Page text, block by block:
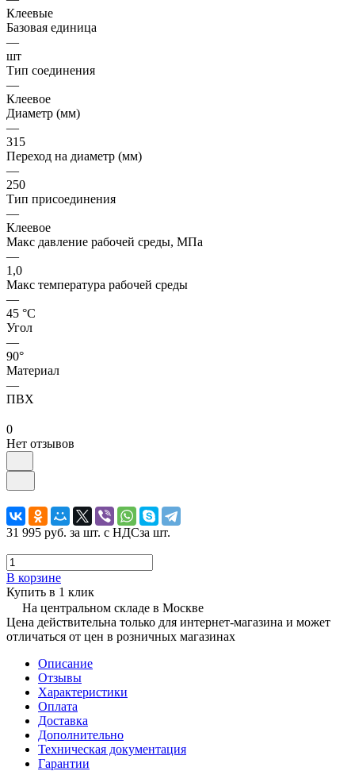
Клеевые
Базовая единица
—
шт
Тип соединения
—
Клеевое
Диаметр (мм)
—
315
Переход на диаметр (мм)
—
250
Тип присоединения
—
Клеевое
Макс давление рабочей среды, МПа
—
1,0
Макс температура рабочей среды
—
45 °С
Угол
—
90°
Материал
—
ПВХ
0
Нет отзывов
31 995 руб. за шт. с НДСза шт.
В корзине
Купить в 1 клик
На центральном складе в Москве
Цена действительна только для интернет-магазина и может
отличаться от цен в розничных магазинах
Описание
Отзывы
Характеристики
Оплата
Доставка
Дополнительно
Техническая документация
Гарантии